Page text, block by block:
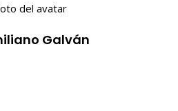
Galván